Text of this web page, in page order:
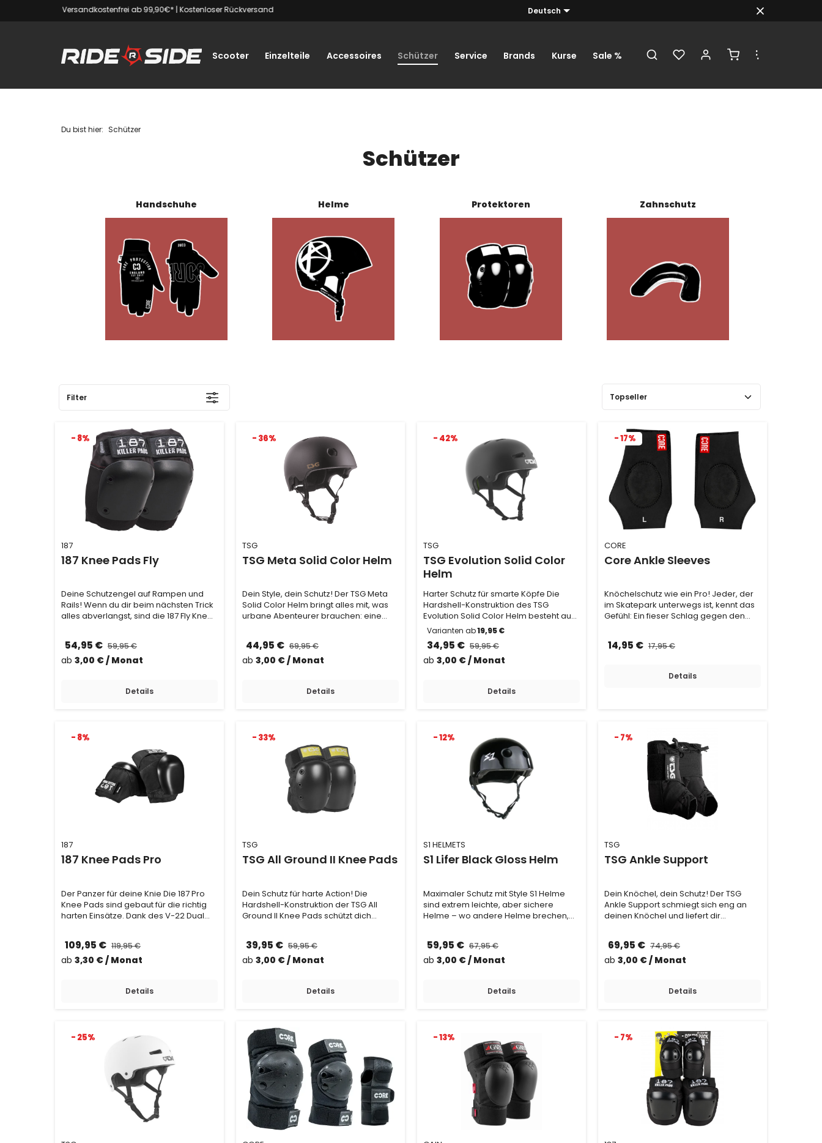
Versandkostenfrei ab 99,90€* | Kostenloser Rückversand Deutsch
Scooter Einzelteile Accessoires Schützer Service Brands Kurse Sale % ...
Du bist hier: Schützer
Schützer
Handschuhe Helme Protektoren Zahnschutz
Filter
- 8%
187
187 Knee Pads Fly
Deine Schutzengel auf Rampen und
Rails! Wenn du dir beim nächsten Trick
alles abverlangst, sind die 187 Fly Knee
54,95 € 59,95 €
ab 3,00 € / Monat
Details
- 36%
TSG
TSG Meta Solid Color Helm
Dein Style, dein Schutz! Der TSG Meta
Solid Color Helm bringt alles mit, was
urbane Abenteurer brauchen: eine
44,95 € 69,95 €
ab 3,00 € / Monat
Details
- 42%
TSG
TSG Evolution Solid Color
Helm
Harter Schutz für smarte Köpfe Die
Hardshell-Konstruktion des TSG
Evolution Solid Color Helm besteht aus
strapazierfähig…
Varianten ab19,95 €
34,95 € 59,95 €
ab 3,00 € / Monat
Details
- 17%
CORE
Core Ankle Sleeves
Knöchelschutz wie ein Pro! Jeder, der
im Skatepark unterwegs ist, kennt das
Gefühl: Ein fieser Schlag gegen den
14,95 € 17,95 €
Details
- 8%
187
187 Knee Pads Pro
Der Panzer für deine Knie Die 187 Pro
Knee Pads sind gebaut für die richtig
harten Einsätze. Dank des V-22 Dual
109,95 € 119,95 €
ab 3,30 € / Monat
Details
- 33%
TSG
TSG All Ground II Knee Pads
Dein Schutz für harte Action! Die
Hardshell-Konstruktion der TSG All
Ground II Knee Pads schützt dich
39,95 € 59,95 €
ab 3,00 € / Monat
Details
- 12%
S1 HELMETS
S1 Lifer Black Gloss Helm
Maximaler Schutz mit Style S1 Helme
sind extrem leichte, aber sichere
Helme – wo andere Helme brechen,
59,95 € 67,95 €
ab 3,00 € / Monat
Details
- 7%
TSG
TSG Ankle Support
Dein Knöchel, dein Schutz! Der TSG
Ankle Support schmiegt sich eng an
deinen Knöchel und liefert dir
69,95 € 74,95 €
ab 3,00 € / Monat
Details
- 25% - 13% - 7%